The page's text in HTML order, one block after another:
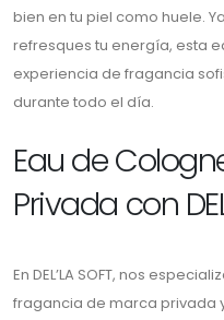
bien en tu piel como huele.
refresques tu energía, esta
experiencia de fragancia
durante todo el día.
Eau de
Privada con
En DEL’LA SOFT, nos
fragancia de marca privada